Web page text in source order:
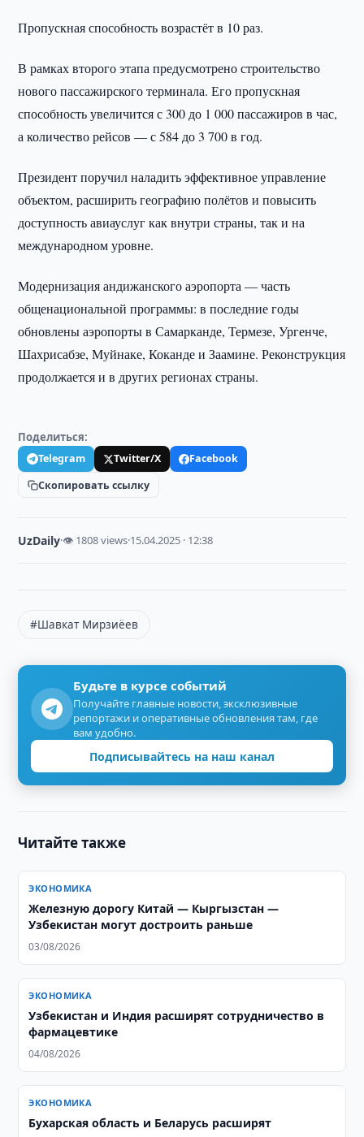
Пропускная способность возрастёт в 10 раз.
В рамках второго этапа предусмотрено строительство
нового пассажирского терминала. Его пропускная
способность увеличится с 300 до 1 000 пассажиров в час,
а количество рейсов — с 584 до 3 700 в год.
Президент поручил наладить эффективное управление
объектом, расширить географию полётов и повысить
доступность авиауслуг как внутри страны, так и на
международном уровне.
Модернизация андижанского аэропорта — часть
общенациональной программы: в последние годы
обновлены аэропорты в Самарканде, Термезе, Ургенче,
Шахрисабзе, Муйнаке, Коканде и Заамине. Реконструкция
продолжается и в других регионах страны.
Поделиться:
Telegram Twitter/X
Facebook
Скопировать ссылку
UzDaily·👁 1808 views·15.04.2025 · 12:38
#Шавкат Мирзиёев
Будьте в курсе событий
Получайте главные новости, эксклюзивные
репортажи и оперативные обновления там, где
вам удобно.
Подписывайтесь на наш канал
Читайте также
ЭКОНОМИКА
Железную дорогу Китай — Кыргызстан —
Узбекистан могут достроить раньше
03/08/2026
ЭКОНОМИКА
Узбекистан и Индия расширят сотрудничество в
фармацевтике
04/08/2026
ЭКОНОМИКА
Бухарская область и Беларусь расширят